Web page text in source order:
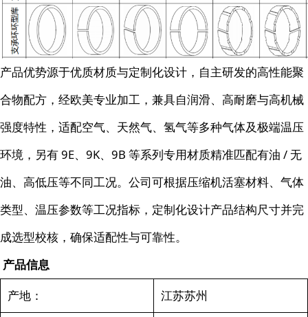
产品优势源于优质材质与定制化设计，自主研发的高性能聚
合物配方，经欧美专业加工，兼具自润滑、高耐磨与高机械
强度特性，适配空气、天然气、氢气等多种气体及极端温压
环境，另有 9E、9K、9B 等系列专用材质精准匹配有油 / 无
油、高低压等不同工况。公司可根据压缩机活塞材料、气体
类型、温压参数等工况指标，定制化设计产品结构尺寸并完
成选型校核，确保适配性与可靠性。
产品信息
产地：
江苏苏州